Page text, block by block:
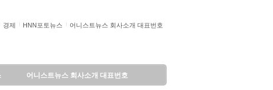
경제 HNN포토뉴스 어니스트뉴스 회사소개 대표번호
어니스트뉴스 회사소개 대표번호